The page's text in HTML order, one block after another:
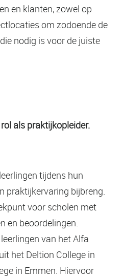
en klanten, zowel op
om zodoende de
nodig is voor de juiste
als praktijkopleider.
tijdens hun
praktijkervaring bijbreng.
voor scholen met
en beoordelingen.
van het Alfa
het Deltion College in
in Emmen. Hiervoor